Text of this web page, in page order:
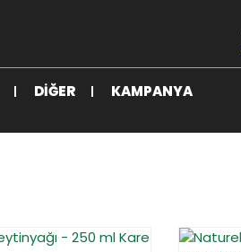
DIĞER KAMPANYA